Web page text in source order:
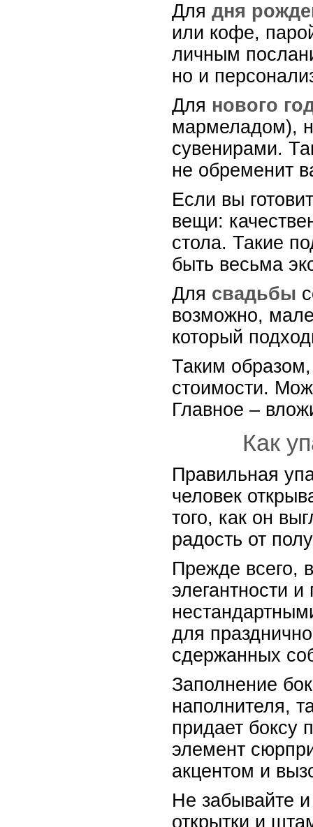
Для дня
или кофе,
личным
но и
Для нового
мармеладом),
сувенирами.
не обременит
Если вы
вещи:
стола. Такие
быть весьма
Для свадьбы
возможно,
который
Таким
стоимости.
Главное –
Как
Правильная
человек
того, как он
радость от
Прежде всего,
элегантности
для
сдержанных
Заполнение
наполнителя,
придает боксу
элемент
акцентом и
Не забывайте
открытки и